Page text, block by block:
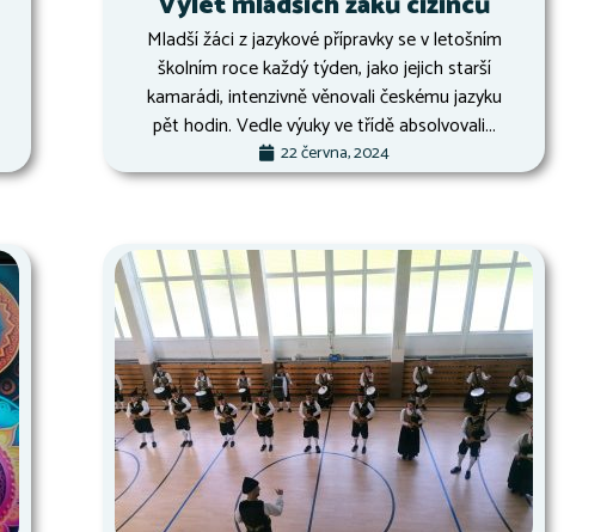
Mladší žáci z jazykové přípravky se v letošním
školním roce každý týden, jako jejich starší
kamarádi, intenzivně věnovali českému jazyku
pět hodin. Vedle výuky ve třídě absolvovali...
22 června, 2024